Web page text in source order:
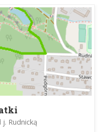
Rudnicką